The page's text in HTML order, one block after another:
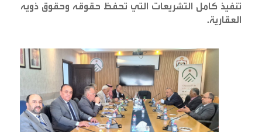
تنفيذ كامل التشريعات التي تحفظ حقوقه وحقوق ذويه
العقارية.